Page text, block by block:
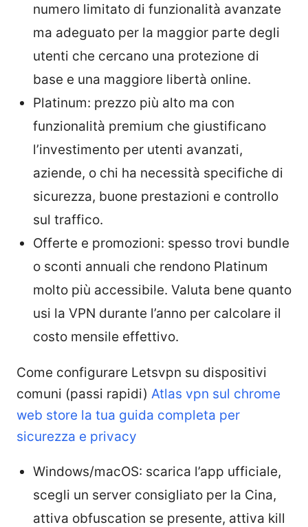
numero limitato di funzionalità avanzate
ma adeguato per la maggior parte degli
utenti che cercano una protezione di
base e una maggiore libertà online.
Platinum: prezzo più alto ma con
funzionalità premium che giustificano
l’investimento per utenti avanzati,
aziende, o chi ha necessità specifiche di
sicurezza, buone prestazioni e controllo
sul traffico.
Offerte e promozioni: spesso trovi bundle
o sconti annuali che rendono Platinum
molto più accessibile. Valuta bene quanto
usi la VPN durante l’anno per calcolare il
costo mensile effettivo.
Come configurare Letsvpn su dispositivi
comuni (passi rapidi) Atlas vpn sul chrome
web store la tua guida completa per
sicurezza e privacy
Windows/macOS: scarica l’app ufficiale,
scegli un server consigliato per la Cina,
attiva obfuscation se presente, attiva kill